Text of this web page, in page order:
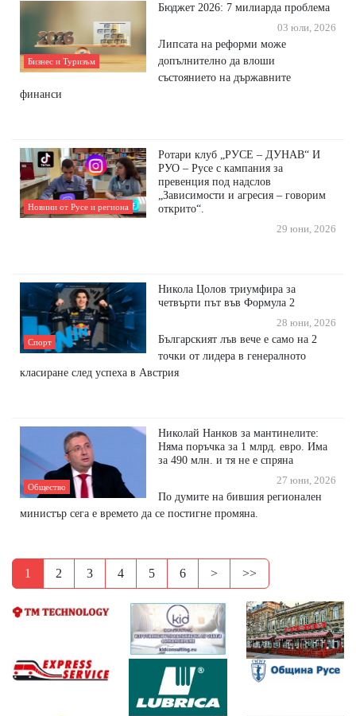
Бизнес и Туризъм
Бюджет 2026: 7 милиарда проблема
03 юли, 2026
Липсата на реформи може
допълнително да влоши
състоянието на държавните
финанси
Новини от Русе и региона
Ротари клуб „РУСЕ – ДУНАВ“ И
РУО – Русе с кампания за
превенция под надслов
„Зависимости и агресия – говорим
открито“.
29 юни, 2026
Спорт
Никола Цолов триумфира за
четвърти път във Формула 2
28 юни, 2026
Българският лъв вече е само на 2
точки от лидера в генералното
класиране след успеха в Австрия
Общество
Николай Нанков за мантинелите:
Няма поръчка за 1 млрд. евро. Има
за 490 млн. и тя не е спряна
27 юни, 2026
По думите на бившия регионален
министър сега е времето да се постигне промяна.
1 2 3 4 5 6 > >>